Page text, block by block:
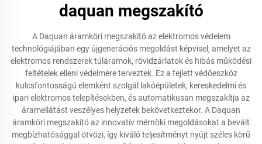
daquan megszakító
A Daquan áramköri megszakító az elektromos védelem
technológiájában egy újgenerációs megoldást képvisel, amelyet az
elektromos rendszerek túláramok, rövidzárlatok és hibás működési
feltételek elleni védelmére terveztek. Ez a fejlett védőeszköz
kulcsfontosságú elemként szolgál lakóépületek, kereskedelmi és
ipari elektromos telepítésekben, és automatikusan megszakítja az
áramellátást veszélyes helyzetek bekövetkeztekor. A Daquan
áramköri megszakító az innovatív mérnöki megoldásokat a bevált
megbízhatósággal ötvözi, így kiváló teljesítményt nyújt széles körű